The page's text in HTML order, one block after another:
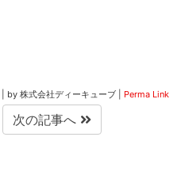
by 株式会社ディーキューブ Perma Link
次の記事へ